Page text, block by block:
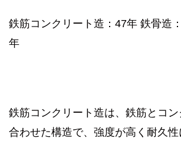
鉄筋コンクリート造：47年 鉄骨造
年
鉄筋コンクリート造は、鉄筋とコ
合わせた構造で、強度が高く耐久性